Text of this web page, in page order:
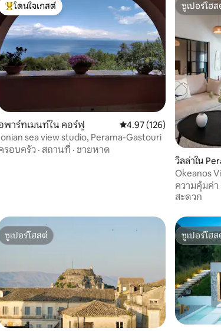
จาก 5, 18 รีวิว
โดนใจเกสต์ที่สุด
โดนใจเกสต์
พาร์ทเมนท์ใน คอร์ฟู คะแนนเฉลี่ย 4.97 จาก 5,
4.97 (126)
sea view studio, Perama-Gastouri
รอบครัว · สถานที่ · ชายหาด
ซูเปอร์โฮ
ซูเปอร์โฮส
วิลล่าใน
Okeanos
ความคุ้มค่า
สะดวก
ซูเปอร์โฮสต์
ซูเปอร์โฮสต์
ซูเปอร์โฮ
ซูเปอร์โฮส